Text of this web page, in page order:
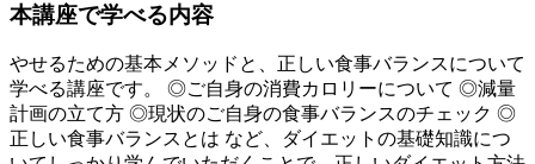
本講座で学べる内容
やせるための基本メソッドと、正しい食事バランスについて
学べる講座です。 ◎ご自身の消費カロリーについて ◎減量
計画の立て方 ◎現状のご自身の食事バランスのチェック ◎
正しい食事バランスとは など、ダイエットの基礎知識につ